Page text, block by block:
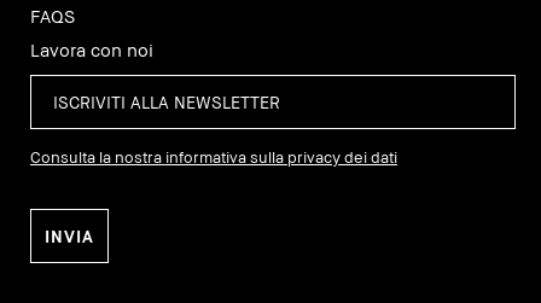
FAQS
Lavora con noi
Consulta la nostra informativa sulla privacy dei dati